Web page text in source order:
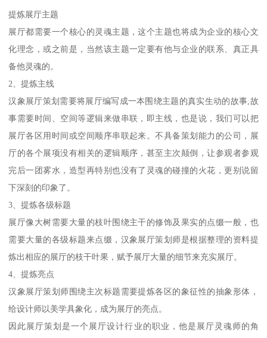
提炼展厅主题
展厅都需要一个核心的灵魂主题，这个主题也将成为企业的核心文
化理念，或之前是，当然该主题一定要有他与企业的联系、真正具
备他灵魂的。
2、提炼主线
汉象展厅策划需要将展厅编写成一本围绕主题的真实生动的故事,故
事需要时间、空间等逻辑来做串联，即主线，也是说，我们可以把
展厅各区用时间或空间顺序串联起来。不具备策划能力的公司，展
厅的各个展项没有相关的逻辑顺序，甚至主次颠倒，让参观者参观
完后一团雾水，造型再特别也没有了灵魂的碰撞的火花，更别说留
下深刻的印象了。
3、提炼各级标题
展厅像大树需要大量的枝叶围绕主干的修饰及果实的点缀一般，也
需要大量的各级标题来点缀，汉象展厅策划师是根据整理的资料提
炼出相应的展厅的枝干叶果，赋予展厅大量的细节来充实展厅。
4、提炼亮点
汉象展厅策划师围绕主次标题需要提炼各区的象征性的抽象形体，
给设计师以美学具象化，成为展厅的亮点。
因此展厅策划是一个展厅设计行业的职业，他是展厅灵魂师的角